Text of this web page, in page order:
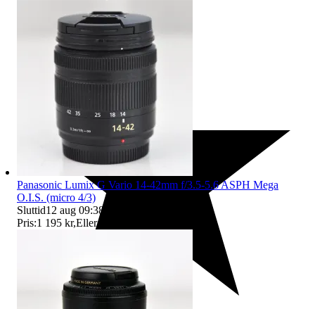
Panasonic Lumix G Vario 14-42mm f/3.5-5.6 ASPH Mega
O.I.S. (micro 4/3)
Sluttid12 aug 09:38
Pris:1 195 kr,Eller Köp nu